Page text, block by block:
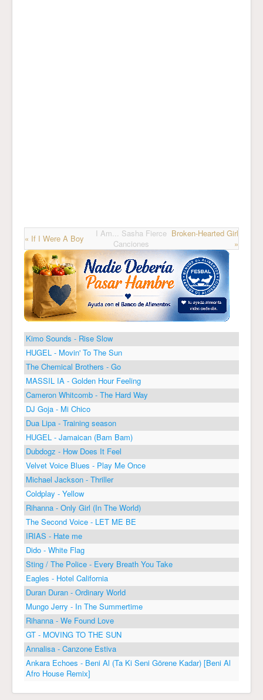
« If I Were A Boy
I Am... Sasha Fierce
Canciones
Broken-Hearted Girl
»
Kimo Sounds - Rise Slow
HUGEL - Movin' To The Sun
The Chemical Brothers - Go
MASSIL IA - Golden Hour Feeling
Cameron Whitcomb - The Hard Way
DJ Goja - Mi Chico
Dua Lipa - Training season
HUGEL - Jamaican (Bam Bam)
Dubdogz - How Does It Feel
Velvet Voice Blues - Play Me Once
Michael Jackson - Thriller
Coldplay - Yellow
Rihanna - Only Girl (In The World)
The Second Voice - LET ME BE
IRIAS - Hate me
Dido - White Flag
Sting / The Police - Every Breath You Take
Eagles - Hotel California
Duran Duran - Ordinary World
Mungo Jerry - In The Summertime
Rihanna - We Found Love
GT - MOVING TO THE SUN
Annalisa - Canzone Estiva
Ankara Echoes - Beni Al (Ta Ki Seni Görene Kadar) [Beni Al
Afro House Remix]